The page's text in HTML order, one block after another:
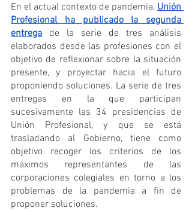
En el actual contexto de pandemia, Unión
Profesional ha publicado la segunda
entrega de la serie de tres análisis
elaborados desde las profesiones con el
objetivo de reflexionar sobre la situación
presente, y proyectar hacia el futuro
proponiendo soluciones. La serie de tres
entregas en la que participan
sucesivamente las 34 presidencias de
Unión Profesional, y que se está
trasladando al Gobierno, tiene como
objetivo recoger los criterios de los
máximos representantes de las
corporaciones colegiales en torno a los
problemas de la pandemia a fin de
proponer soluciones.